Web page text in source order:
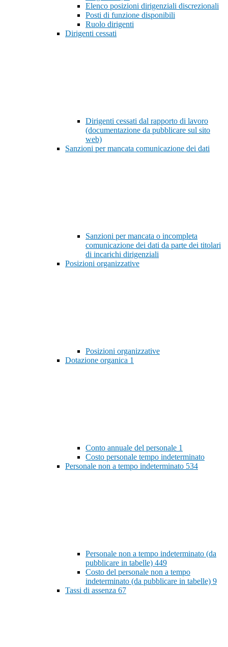
Elenco posizioni dirigenziali discrezionali
Posti di funzione disponibili
Ruolo dirigenti
Dirigenti cessati
Dirigenti cessati dal rapporto di lavoro
(documentazione da pubblicare sul sito
web)
Sanzioni per mancata comunicazione dei dati
Sanzioni per mancata o incompleta
comunicazione dei dati da parte dei titolari
di incarichi dirigenziali
Posizioni organizzative
Posizioni organizzative
Dotazione organica 1
Conto annuale del personale 1
Costo personale tempo indeterminato
Personale non a tempo indeterminato 534
Personale non a tempo indeterminato (da
pubblicare in tabelle) 449
Costo del personale non a tempo
indeterminato (da pubblicare in tabelle) 9
Tassi di assenza 67